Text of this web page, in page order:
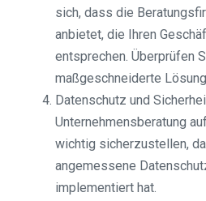
sich, dass die
anbietet, die Ihren
entsprechen. Überprüfen
maßgeschneiderte
Datenschutz und
Unternehmensberatung
wichtig sicherzustellen,
angemessene
implementiert hat.